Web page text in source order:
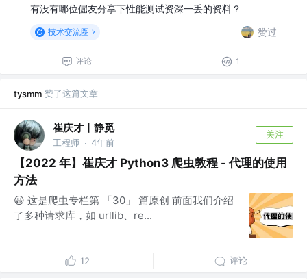
有没有哪位倔友分享下性能测试资深一丢的资料？
技术交流圈 赞过
评论 1
tysmm 赞了这篇文章
崔庆才丨静觅
工程师 · 4年前
关注
【2022 年】崔庆才 Python3 爬虫教程 - 代理的使用
方法
😀 这是爬虫专栏第 「30」 篇原创 前面我们介绍
了多种请求库，如 urllib、re...
12 评论